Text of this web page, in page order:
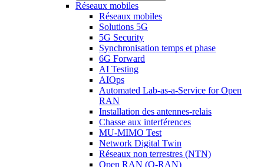
Réseaux mobiles
Réseaux mobiles
Solutions 5G
5G Security
Synchronisation temps et phase
6G Forward
AI Testing
AIOps
Automated Lab-as-a-Service for Open
RAN
Installation des antennes-relais
Chasse aux interférences
MU-MIMO Test
Network Digital Twin
Réseaux non terrestres (NTN)
Open RAN (O-RAN)